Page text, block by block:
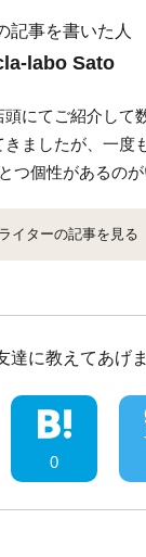
記事を書いた人
labo Sato
イターの記事を見る
にてご紹介して
ましたが、一度
つ個性があるのが
達に教えてあげ
0